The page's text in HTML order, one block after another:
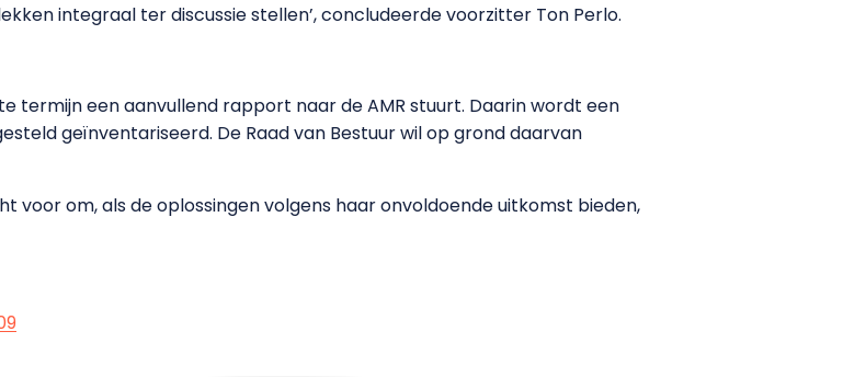
integraal ter discussie stellen’, concludeerde voorzitter Ton Perlo.
termijn een aanvullend rapport naar de AMR stuurt. Daarin wordt een
geïnventariseerd. De Raad van Bestuur wil op grond daarvan
voor om, als de oplossingen volgens haar onvoldoende uitkomst bieden,